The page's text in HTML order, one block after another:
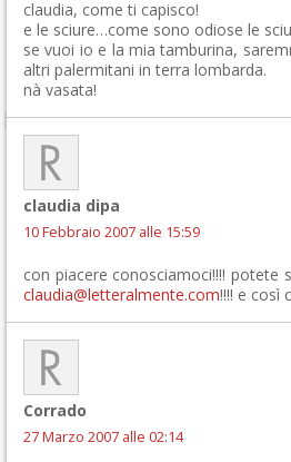
claudia, come ti capisco!
e le sciure…come sono odiose le
se vuoi io e la mia tamburina,
altri palermitani in terra lombarda.
nà vasata!
claudia dipa
10 Febbraio 2007 alle 15:59
con piacere conosciamoci!!!! potete
claudia@letteralmente.com!!!! e così
Corrado
27 Marzo 2007 alle 02:14